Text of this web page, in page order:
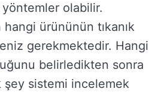
yöntemler olabilir.
ürününün tıkanık
gerekmektedir. Hangi
belirledikten sonra
şey sistemi incelemek